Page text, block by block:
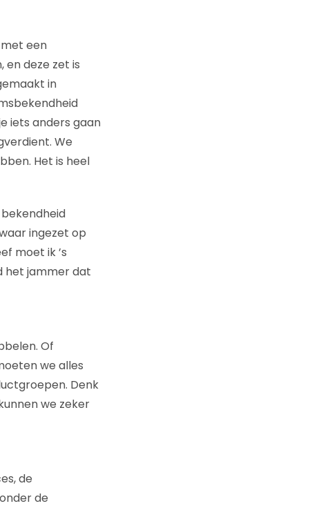
een
deze zet is
in
iets anders gaan
We
Het is heel
ingezet op
moet ik ’s
het jammer dat
Of
we alles
Denk
we zeker
de
de